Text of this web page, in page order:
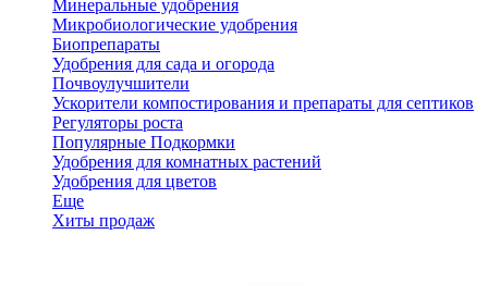
Минеральные удобрения
Микробиологические удобрения
Биопрепараты
Удобрения для сада и огорода
Почвоулучшители
Ускорители компостирования и препараты для септиков
Регуляторы роста
Популярные Подкормки
Удобрения для комнатных растений
Удобрения для цветов
Еще
Хиты продаж